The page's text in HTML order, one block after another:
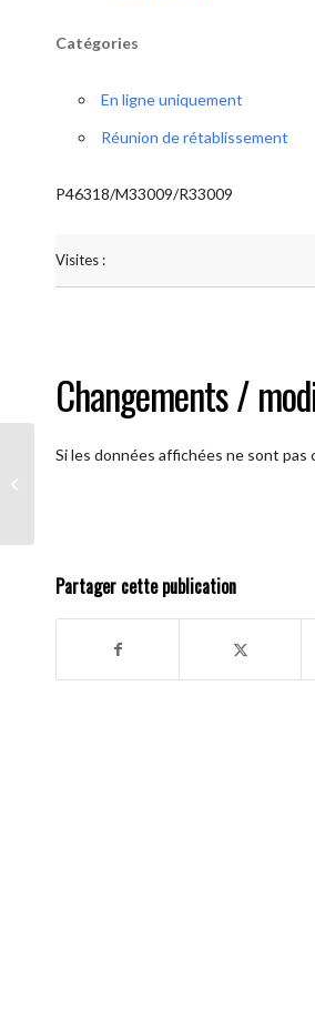
Catégories
En ligne uniquement
Réunion de rétablissement
P46318/M33009/R33009
Visites :
Changements /
Si les données affichées ne sont
Partager cette publication